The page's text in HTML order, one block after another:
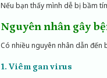
Nếu bạn thấy mình dễ bị bầm
Nguyên nhân gây
Có nhiều nguyên nhân dẫn
1. Viêm gan virus